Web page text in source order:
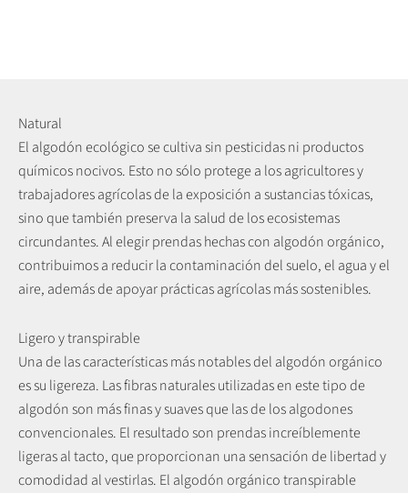
Natural
El algodón ecológico se cultiva sin pesticidas ni productos
químicos nocivos. Esto no sólo protege a los agricultores y
trabajadores agrícolas de la exposición a sustancias tóxicas,
sino que también preserva la salud de los ecosistemas
circundantes. Al elegir prendas hechas con algodón orgánico,
contribuimos a reducir la contaminación del suelo, el agua y el
aire, además de apoyar prácticas agrícolas más sostenibles.
Ligero y transpirable
Una de las características más notables del algodón orgánico
es su ligereza. Las fibras naturales utilizadas en este tipo de
algodón son más finas y suaves que las de los algodones
convencionales. El resultado son prendas increíblemente
ligeras al tacto, que proporcionan una sensación de libertad y
comodidad al vestirlas. El algodón orgánico transpirable